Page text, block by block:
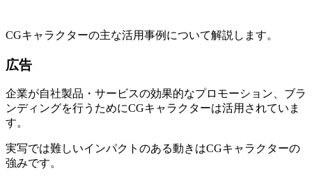
CGキャラクターの主な活用事例について解説します。
広告
企業が自社製品・サービスの効果的なプロモーション、ブラ
ンディングを行うためにCGキャラクターは活用されていま
す。
実写では難しいインパクトのある動きはCGキャラクターの
強みです。